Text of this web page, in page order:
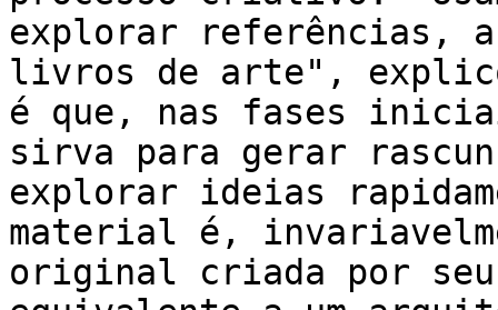
explorar referências,
livros de arte",
é que, nas fases
sirva para gerar
explorar ideias
material é,
original criada por